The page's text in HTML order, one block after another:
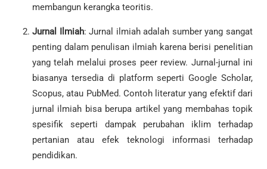
membangun kerangka teoritis.
Jurnal Ilmiah: Jurnal ilmiah adalah sumber yang sangat
penting dalam penulisan ilmiah karena berisi penelitian
yang telah melalui proses peer review. Jurnal-jurnal ini
biasanya tersedia di platform seperti Google Scholar,
Scopus, atau PubMed. Contoh literatur yang efektif dari
jurnal ilmiah bisa berupa artikel yang membahas topik
spesifik seperti dampak perubahan iklim terhadap
pertanian atau efek teknologi informasi terhadap
pendidikan.